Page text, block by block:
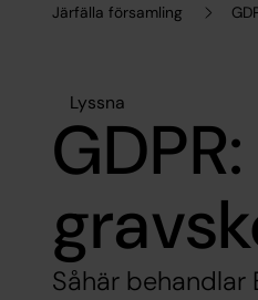
Järfälla församling
Lyssna
Såhär behandlar